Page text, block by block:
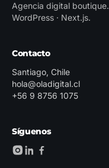
Agencia digital boutique.
WordPress · Next.js.
Contacto
Santiago, Chile
hola@oladigital.cl
+56 9 8756 1075
Síguenos